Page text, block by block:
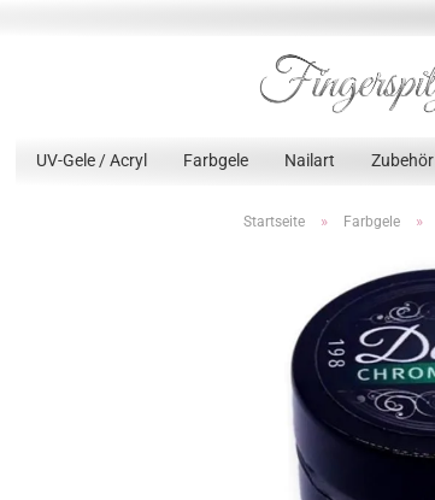
UV-Gele / Acryl Farbgele Nailart Zubehör
Startseite » Farbgele »